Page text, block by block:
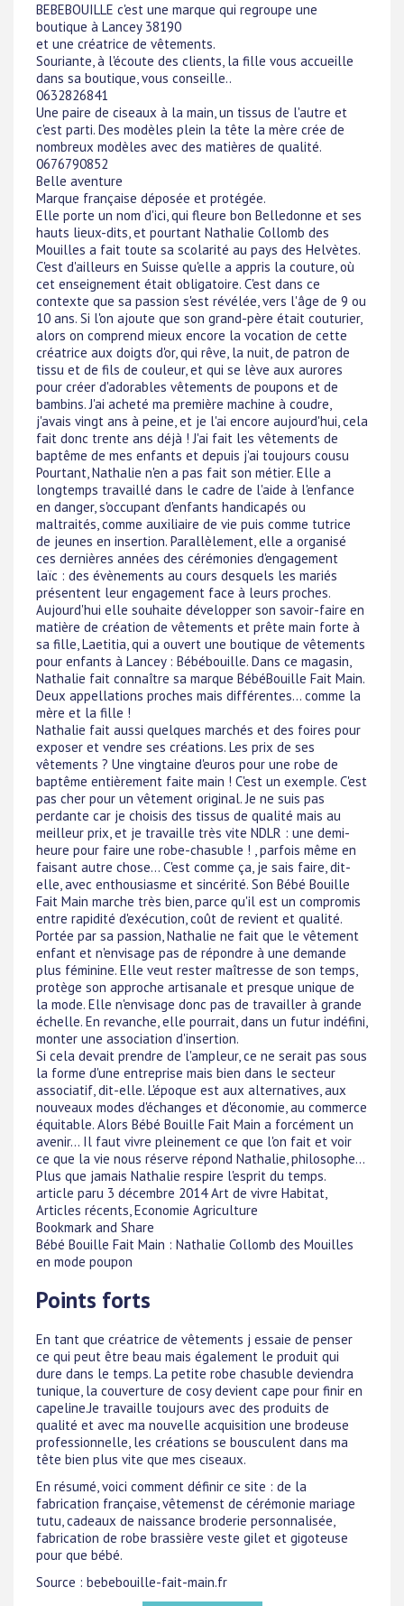
BEBEBOUILLE c'est une marque qui regroupe une
boutique à Lancey 38190
et une créatrice de vêtements.
Souriante, à l'écoute des clients, la fille vous accueille
dans sa boutique, vous conseille..
0632826841
Une paire de ciseaux à la main, un tissus de l'autre et
c'est parti. Des modèles plein la tête la mère crée de
nombreux modèles avec des matières de qualité.
0676790852
Belle aventure
Marque française déposée et protégée.
Elle porte un nom d'ici, qui fleure bon Belledonne et ses
hauts lieux-dits, et pourtant Nathalie Collomb des
Mouilles a fait toute sa scolarité au pays des Helvètes.
C'est d'ailleurs en Suisse qu'elle a appris la couture, où
cet enseignement était obligatoire. C'est dans ce
contexte que sa passion s'est révélée, vers l'âge de 9 ou
10 ans. Si l'on ajoute que son grand-père était couturier,
alors on comprend mieux encore la vocation de cette
créatrice aux doigts d'or, qui rêve, la nuit, de patron de
tissu et de fils de couleur, et qui se lève aux aurores
pour créer d'adorables vêtements de poupons et de
bambins. J'ai acheté ma première machine à coudre,
j'avais vingt ans à peine, et je l'ai encore aujourd'hui, cela
fait donc trente ans déjà ! J'ai fait les vêtements de
baptême de mes enfants et depuis j'ai toujours cousu
Pourtant, Nathalie n'en a pas fait son métier. Elle a
longtemps travaillé dans le cadre de l'aide à l'enfance
en danger, s'occupant d'enfants handicapés ou
maltraités, comme auxiliaire de vie puis comme tutrice
de jeunes en insertion. Parallèlement, elle a organisé
ces dernières années des cérémonies d'engagement
laïc : des évènements au cours desquels les mariés
présentent leur engagement face à leurs proches.
Aujourd'hui elle souhaite développer son savoir-faire en
matière de création de vêtements et prête main forte à
sa fille, Laetitia, qui a ouvert une boutique de vêtements
pour enfants à Lancey : Bébébouille. Dans ce magasin,
Nathalie fait connaître sa marque BébéBouille Fait Main.
Deux appellations proches mais différentes... comme la
mère et la fille !
Nathalie fait aussi quelques marchés et des foires pour
exposer et vendre ses créations. Les prix de ses
vêtements ? Une vingtaine d'euros pour une robe de
baptême entièrement faite main ! C'est un exemple. C'est
pas cher pour un vêtement original. Je ne suis pas
perdante car je choisis des tissus de qualité mais au
meilleur prix, et je travaille très vite NDLR : une demi-
heure pour faire une robe-chasuble ! , parfois même en
faisant autre chose... C'est comme ça, je sais faire, dit-
elle, avec enthousiasme et sincérité. Son Bébé Bouille
Fait Main marche très bien, parce qu'il est un compromis
entre rapidité d'exécution, coût de revient et qualité.
Portée par sa passion, Nathalie ne fait que le vêtement
enfant et n'envisage pas de répondre à une demande
plus féminine. Elle veut rester maîtresse de son temps,
protège son approche artisanale et presque unique de
la mode. Elle n'envisage donc pas de travailler à grande
échelle. En revanche, elle pourrait, dans un futur indéfini,
monter une association d'insertion.
Si cela devait prendre de l'ampleur, ce ne serait pas sous
la forme d'une entreprise mais bien dans le secteur
associatif, dit-elle. L'époque est aux alternatives, aux
nouveaux modes d'échanges et d'économie, au commerce
équitable. Alors Bébé Bouille Fait Main a forcément un
avenir... Il faut vivre pleinement ce que l'on fait et voir
ce que la vie nous réserve répond Nathalie, philosophe...
Plus que jamais Nathalie respire l'esprit du temps.
article paru 3 décembre 2014 Art de vivre Habitat,
Articles récents, Economie Agriculture
Bookmark and Share
Bébé Bouille Fait Main : Nathalie Collomb des Mouilles
en mode poupon
Points forts
En tant que créatrice de vêtements j essaie de penser
ce qui peut être beau mais également le produit qui
dure dans le temps. La petite robe chasuble deviendra
tunique, la couverture de cosy devient cape pour finir en
capeline.Je travaille toujours avec des produits de
qualité et avec ma nouvelle acquisition une brodeuse
professionnelle, les créations se bousculent dans ma
tête bien plus vite que mes ciseaux.
En résumé, voici comment définir ce site : de la
fabrication française, vêtemenst de cérémonie mariage
tutu, cadeaux de naissance broderie personnalisée,
fabrication de robe brassière veste gilet et gigoteuse
pour que bébé.
Source : bebebouille-fait-main.fr